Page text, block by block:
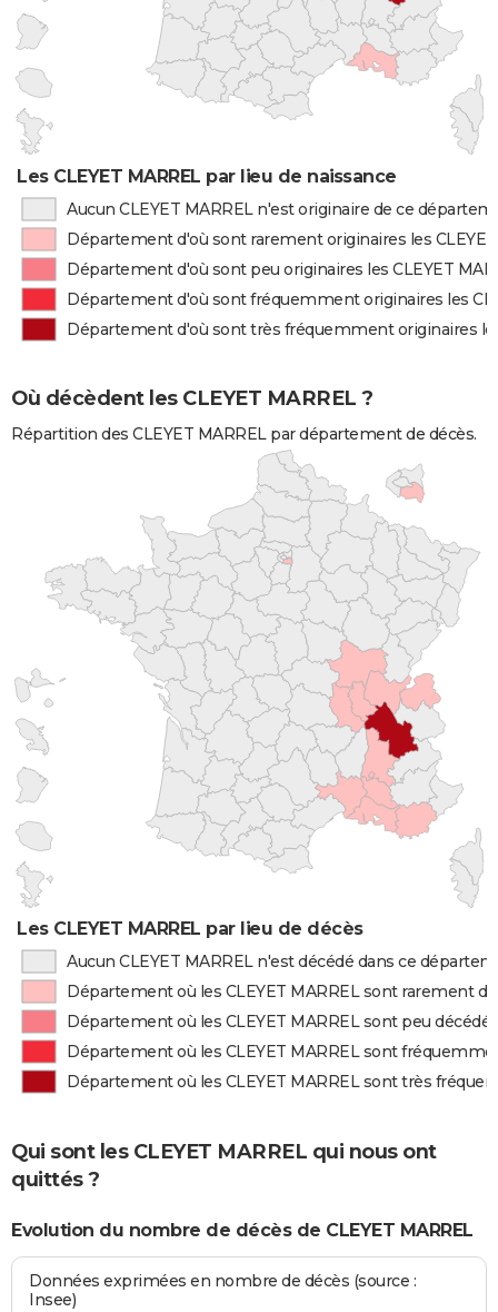
Les CLEYET MARREL par lieu de naissance
Aucun CLEYET MARREL n'est originaire de ce
Département d'où sont rarement originaires les
Département d'où sont peu originaires les CLEYET
Département d'où sont fréquemment originaires les
Département d'où sont très fréquemment originaires
Où décèdent les CLEYET MARREL ?
Répartition des CLEYET MARREL par département de décès.
Les CLEYET MARREL par lieu de décès
Aucun CLEYET MARREL n'est décédé dans ce
Département où les CLEYET MARREL sont rarement
Département où les CLEYET MARREL sont peu décédés
Département où les CLEYET MARREL sont
Département où les CLEYET MARREL sont très
Qui sont les CLEYET MARREL qui nous ont
quittés ?
Evolution du nombre de décès de CLEYET MARREL
Données exprimées en nombre de décès (source :
Insee)